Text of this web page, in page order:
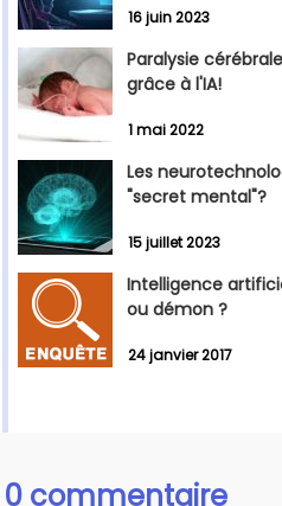
16 juin 2023
Paralysie
grâce à l'IA!
1 mai 2022
Les
"secret mental"?
15 juillet 2023
Intelligence
ou démon ?
24 janvier 2017
0 commentaire